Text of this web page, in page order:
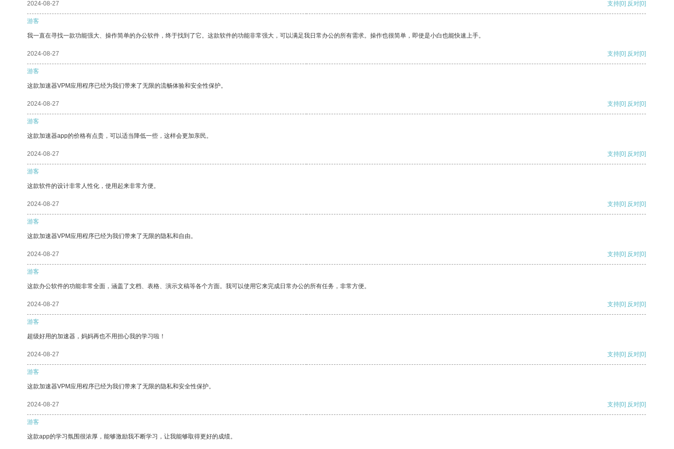
2024-08-27 支持[0] 反对[0]
游客
我一直在寻找一款功能强大、操作简单的办公软件，终于找到了它。这款软件的功能非常强大，可以满足我日常办公的所有需求。操作也很简单，即使是小白也能快速上手。
2024-08-27 支持[0] 反对[0]
游客
这款加速器VPM应用程序已经为我们带来了无限的流畅体验和安全性保护。
2024-08-27 支持[0] 反对[0]
游客
这款加速器app的价格有点贵，可以适当降低一些，这样会更加亲民。
2024-08-27 支持[0] 反对[0]
游客
这款软件的设计非常人性化，使用起来非常方便。
2024-08-27 支持[0] 反对[0]
游客
这款加速器VPM应用程序已经为我们带来了无限的隐私和自由。
2024-08-27 支持[0] 反对[0]
游客
这款办公软件的功能非常全面，涵盖了文档、表格、演示文稿等各个方面。我可以使用它来完成日常办公的所有任务，非常方便。
2024-08-27 支持[0] 反对[0]
游客
超级好用的加速器，妈妈再也不用担心我的学习啦！
2024-08-27 支持[0] 反对[0]
游客
这款加速器VPM应用程序已经为我们带来了无限的隐私和安全性保护。
2024-08-27 支持[0] 反对[0]
游客
这款app的学习氛围很浓厚，能够激励我不断学习，让我能够取得更好的成绩。